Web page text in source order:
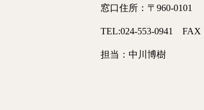
窓口住所：〒960-0101
TEL:024-553-0941 FAX
担当：中川博樹